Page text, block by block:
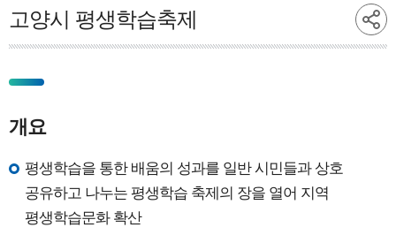
고양시 평생학습축제
개요
평생학습을 통한 배움의 성과를 일반 시민들과 상호
공유하고 나누는 평생학습 축제의 장을 열어 지역
평생학습문화 확산